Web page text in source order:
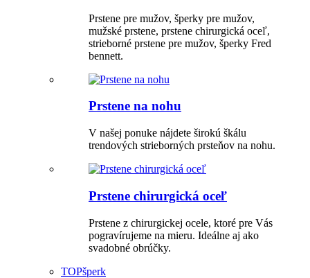
Prstene pre mužov, šperky pre mužov,
mužské prstene, prstene chirurgická oceľ,
strieborné prstene pre mužov, šperky Fred
bennett.
Prstene na nohu
V našej ponuke nájdete širokú škálu
trendových strieborných prsteňov na nohu.
Prstene chirurgická oceľ
Prstene z chirurgickej ocele, ktoré pre Vás
pogravírujeme na mieru. Ideálne aj ako
svadobné obrúčky.
TOPšperk